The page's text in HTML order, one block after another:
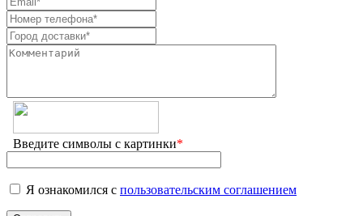
Введите символы с картинки*
Я ознакомился с пользовательским соглашением